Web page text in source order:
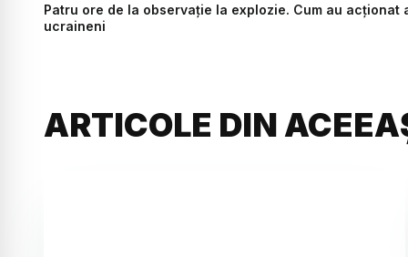
Patru ore de la observație la explozie. Cum au
ucraineni
ARTICOLE DIN